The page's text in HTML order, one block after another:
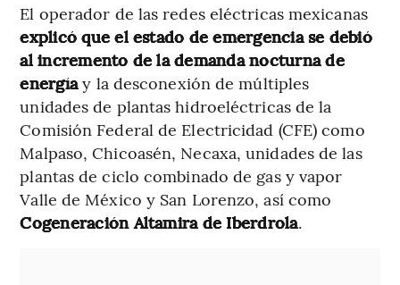
El operador de las redes eléctricas mexicanas
explicó que el estado de emergencia se debió
al incremento de la demanda nocturna de
energíay la desconexión de múltiples
unidades de plantas hidroeléctricas de la
Comisión Federal de Electricidad (CFE) como
Malpaso, Chicoasén, Necaxa, unidades de las
plantas de ciclo combinado de gas y vapor
Valle de México y San Lorenzo, así como
Cogeneración Altamira de Iberdrola.